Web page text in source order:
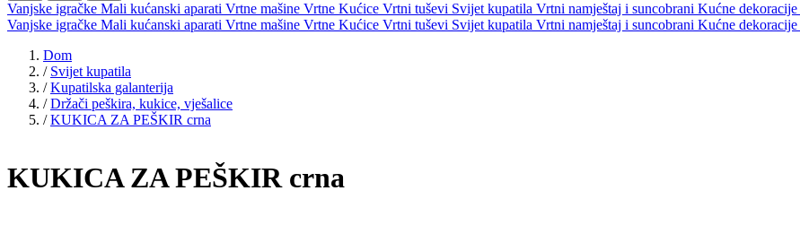
Vanjske igračke Mali kućanski aparati Vrtne mašine Vrtne Kućice Vrtni tuševi Svijet kupatila Vrtni namještaj i suncobrani Kućne dekoracije
Vanjske igračke Mali kućanski aparati Vrtne mašine Vrtne Kućice Vrtni tuševi Svijet kupatila Vrtni namještaj i suncobrani Kućne dekoracije
Dom
/ Svijet kupatila
/ Kupatilska galanterija
/ Držači peškira, kukice, vješalice
/ KUKICA ZA PEŠKIR crna
KUKICA ZA PEŠKIR crna